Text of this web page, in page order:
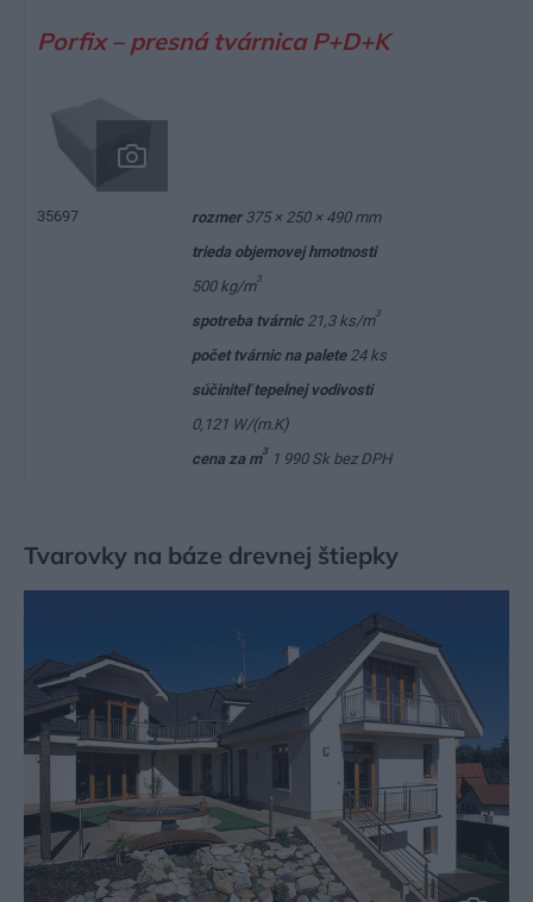
Porfix – presná tvárnica P+D+K
35697 rozmer375 × 250 × 490 mm
trieda objemovej hmotnosti
500 kg/m 3
spotreba tvárnic21,3 ks/m 3
počet tvárnic na palete24 ks
súčiniteľ tepelnej vodivosti
0,121 W/(m.K)
cena za m3 1 990 Sk bez DPH
Tvarovky na báze drevnej štiepky